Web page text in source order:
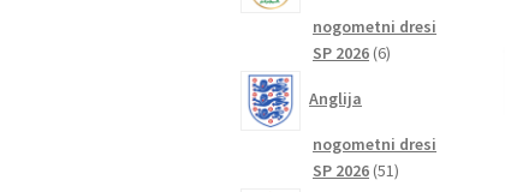
nogometni dresi
SP 2026 66
Anglija
nogometni dresi
SP 2026 5151